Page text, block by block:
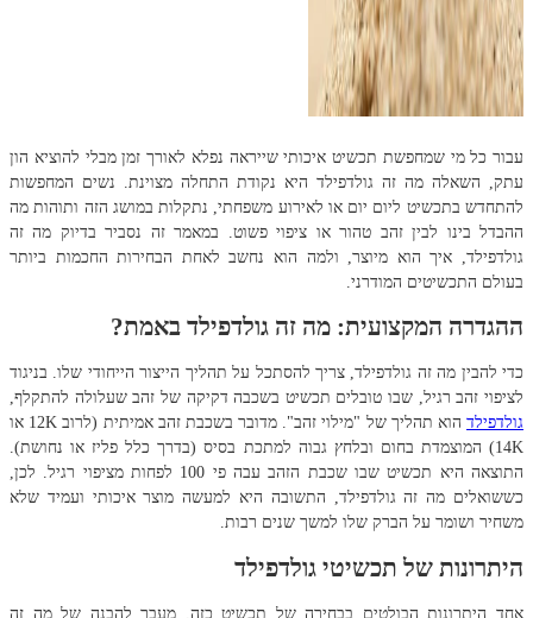
עבור כל מי שמחפשת תכשיט איכותי שייראה נפלא לאורך זמן מבלי להוציא הון
עתק, השאלה מה זה גולדפילד היא נקודת התחלה מצוינת. נשים המחפשות
להתחדש בתכשיט ליום יום או לאירוע משפחתי, נתקלות במושג הזה ותוהות מה
ההבדל בינו לבין זהב טהור או ציפוי פשוט. במאמר זה נסביר בדיוק מה זה
גולדפילד, איך הוא מיוצר, ולמה הוא נחשב לאחת הבחירות החכמות ביותר
בעולם התכשיטים המודרני.
ההגדרה המקצועית: מה זה גולדפילד באמת?
כדי להבין מה זה גולדפילד, צריך להסתכל על תהליך הייצור הייחודי שלו. בניגוד
לציפוי זהב רגיל, שבו טובלים תכשיט בשכבה דקיקה של זהב שעלולה להתקלף,
גולדפילד
הוא תהליך של "מילוי זהב". מדובר בשכבת זהב אמיתית (לרוב 12K או
14K) המוצמדת בחום ובלחץ גבוה למתכת בסיס (בדרך כלל פליז או נחושת).
התוצאה היא תכשיט שבו שכבת הזהב עבה פי 100 לפחות מציפוי רגיל. לכן,
כששואלים מה זה גולדפילד, התשובה היא למעשה מוצר איכותי ועמיד שלא
משחיר ושומר על הברק שלו למשך שנים רבות.
היתרונות של תכשיטי גולדפילד
אחד היתרונות הבולטים בבחירה של תכשיט כזה, מעבר להבנה של מה זה